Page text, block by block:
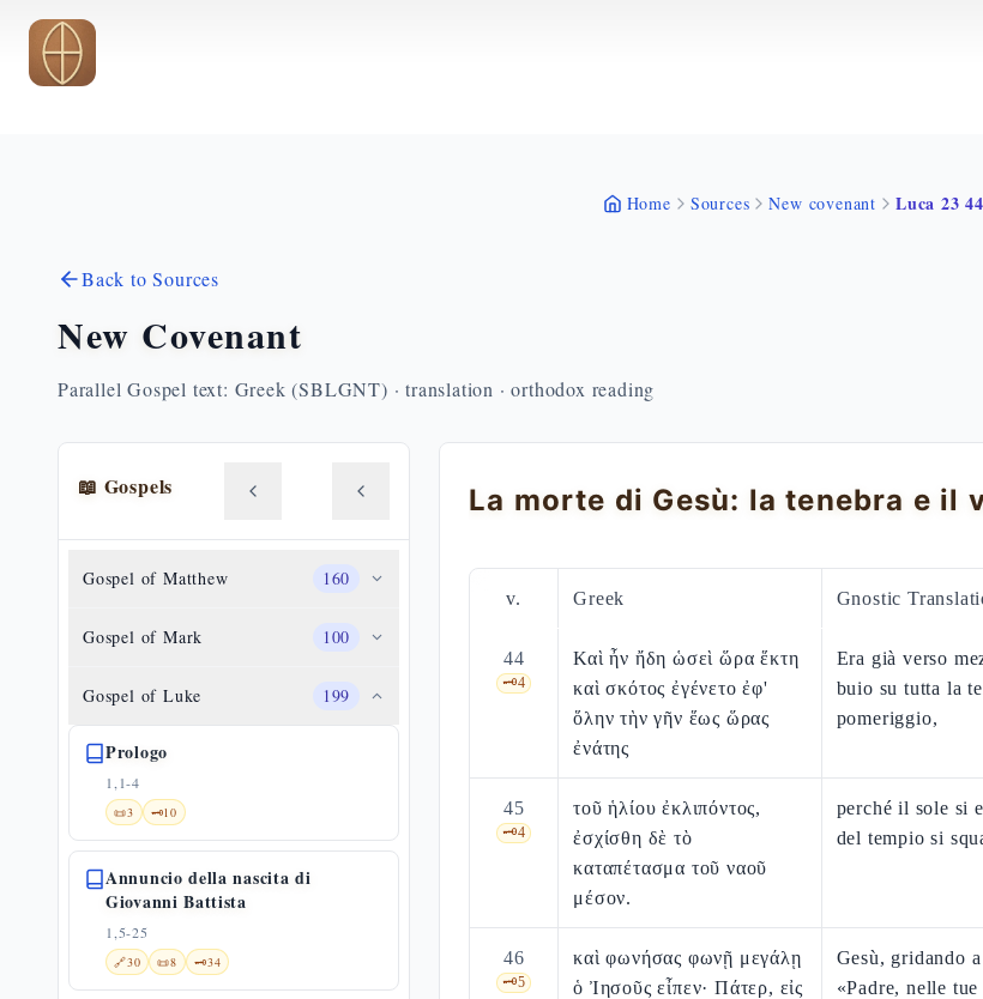
Skip to main content
Home Sources New covenant Luca 23
Back to Sources
New Covenant
Parallel Gospel text: Greek (SBLGNT) · translation · orthodox reading
📖 Gospels
Gospel of Matthew 160
Gospel of Mark 100
Gospel of Luke 199
Prologo
1,1-4
📜3 🗝️10
Annuncio della nascita di
Giovanni Battista
1,5-25
🔗30 📜8 🗝️34
La morte di Gesù: la tenebra e il
v. Greek Gnostic
44
🗝️4
Καὶ ἦν ἤδη ὡσεὶ ὥρα ἕκτη
καὶ σκότος ἐγένετο ἐφ'
ὅλην τὴν γῆν ἕως ὥρας
ἐνάτης
Era già verso
buio su tutta la
pomeriggio,
45
🗝️4
τοῦ ἡλίου ἐκλιπόντος,
ἐσχίσθη δὲ τὸ
καταπέτασμα τοῦ ναοῦ
μέσον.
perché il sole si
del tempio si
46
🗝️5
καὶ φωνήσας φωνῇ μεγάλῃ
ὁ Ἰησοῦς εἶπεν· Πάτερ, εἰς
Gesù, gridando
«Padre, nelle